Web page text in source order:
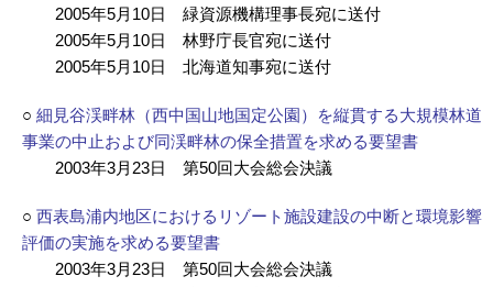
2005年5月10日 緑資源機構理事長宛に送付
2005年5月10日 林野庁長官宛に送付
2005年5月10日 北海道知事宛に送付
○ 細見谷渓畔林（西中国山地国定公園）を縦貫する大規模林道
事業の中止および同渓畔林の保全措置を求める要望書
2003年3月23日 第50回大会総会決議
○ 西表島浦内地区におけるリゾート施設建設の中断と環境影響
評価の実施を求める要望書
2003年3月23日 第50回大会総会決議